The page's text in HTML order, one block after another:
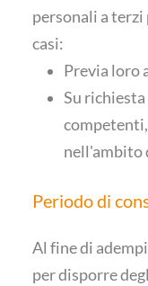
personali a
casi:
Previa loro
Su
nell'ambito
Periodo di
Al fine di
per disporre